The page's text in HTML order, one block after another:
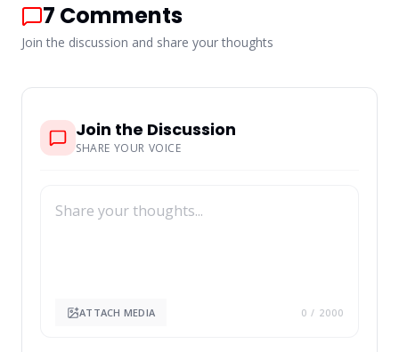
7 Comments
Join the discussion and share your thoughts
Join the Discussion
SHARE YOUR VOICE
ATTACH MEDIA 0 / 2000